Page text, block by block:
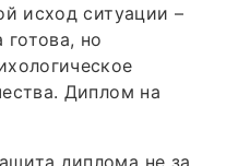
исход ситуации –
но
Диплом на
диплома не за